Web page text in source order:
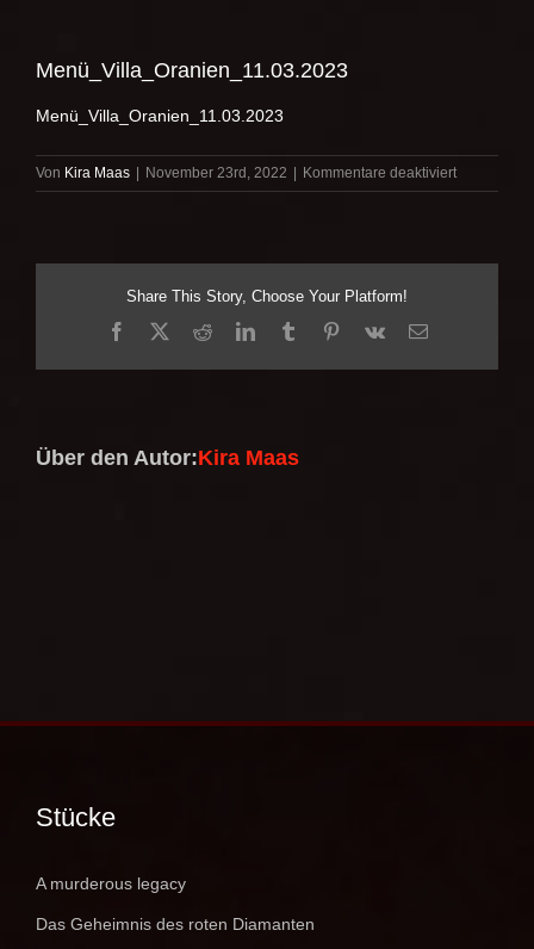
Menü_Villa_Oranien_11.03.2023
Menü_Villa_Oranien_11.03.2023
Von Kira Maas | November 23rd, 2022 | Kommentare deaktiviertfür
Share This Story, Choose Your Platform!
Facebook
X RedditLinkedInTumblrPinterest
Vk
E-
Über den Autor:Kira Maas
Stücke
A murderous legacy
Das Geheimnis des roten Diamanten